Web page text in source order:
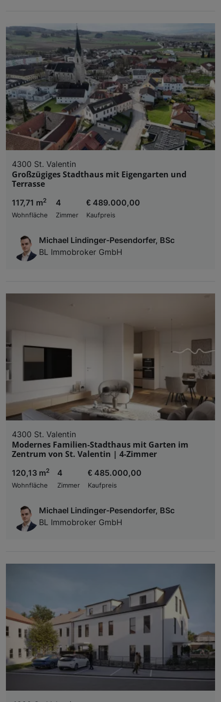
4300 St. Valentin
Großzügiges Stadthaus mit Eigengarten und
Terrasse
117,71 m2
Wohnfläche
4
Zimmer
€ 489.000,00
Kaufpreis
Michael Lindinger-Pesendorfer, BSc
BL Immobroker GmbH
4300 St. Valentin
Modernes Familien-Stadthaus mit Garten im
Zentrum von St. Valentin | 4-Zimmer
120,13 m2
Wohnfläche
4
Zimmer
€ 485.000,00
Kaufpreis
Michael Lindinger-Pesendorfer, BSc
BL Immobroker GmbH